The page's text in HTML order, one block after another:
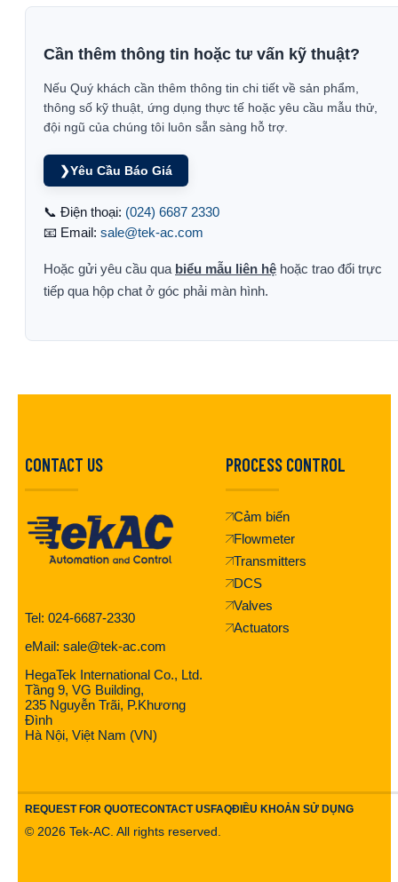
Cần thêm thông tin hoặc tư vấn kỹ thuật?
Nếu Quý khách cần thêm thông tin chi tiết về sản phẩm,
thông số kỹ thuật, ứng dụng thực tế hoặc yêu cầu mẫu thử,
đội ngũ của chúng tôi luôn sẵn sàng hỗ trợ.
❯Yêu Cầu Báo Giá
📞 Điện thoại: (024) 6687 2330
📧 Email: sale@tek-ac.com
Hoặc gửi yêu cầu qua biểu mẫu liên hệ hoặc trao đổi trực
tiếp qua hộp chat ở góc phải màn hình.
CONTACT US
Tel: 024-6687-2330
eMail: sale@tek-ac.com
HegaTek International Co., Ltd.
Tầng 9, VG Building,
235 Nguyễn Trãi, P.Khương
Đình
Hà Nội, Việt Nam (VN)
PROCESS CONTROL
Cảm biến
Flowmeter
Transmitters
DCS
Valves
Actuators
REQUEST FOR QUOTECONTACT USFAQĐIỀU KHOẢN SỬ DỤNG
© 2026 Tek-AC. All rights reserved.